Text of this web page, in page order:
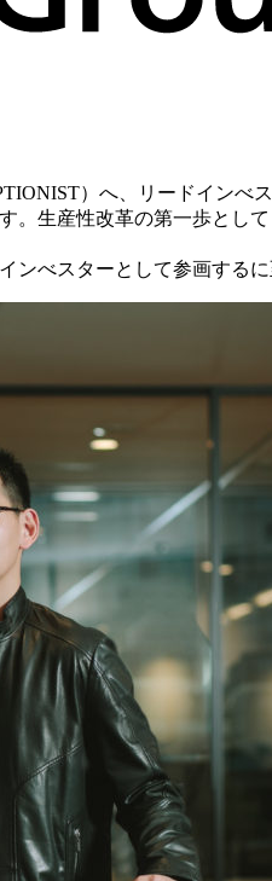
）へ、リードインべ
。生産性改革の第一歩とし
ンべスターとして参画するに